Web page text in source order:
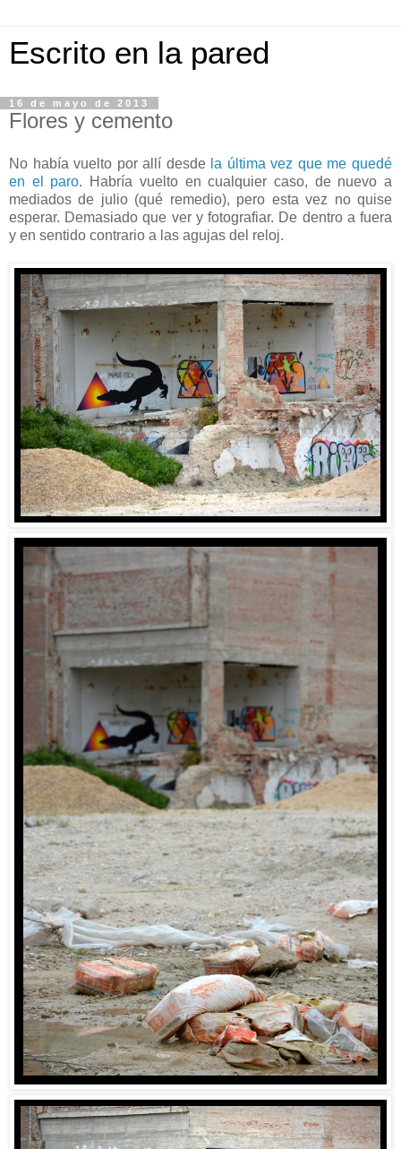
Escrito en la pared
16 de mayo de 2013
Flores y cemento
No había vuelto por allí desde la última vez que me quedé
en el paro. Habría vuelto en cualquier caso, de nuevo a
mediados de julio (qué remedio), pero esta vez no quise
esperar. Demasiado que ver y fotografiar. De dentro a fuera
y en sentido contrario a las agujas del reloj.